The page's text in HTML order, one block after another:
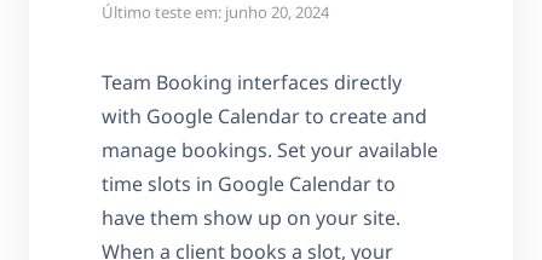
Último teste em: junho 20, 2024
Team Booking interfaces directly
with Google Calendar to create and
manage bookings. Set your available
time slots in Google Calendar to
have them show up on your site.
When a client books a slot, your